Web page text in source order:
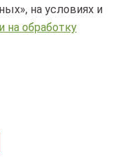
на условиях и
на обработку